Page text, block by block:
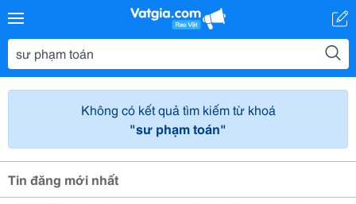
Không có kết quả tìm kiếm từ khoá
"sư phạm toán"
Tin đăng mới nhất